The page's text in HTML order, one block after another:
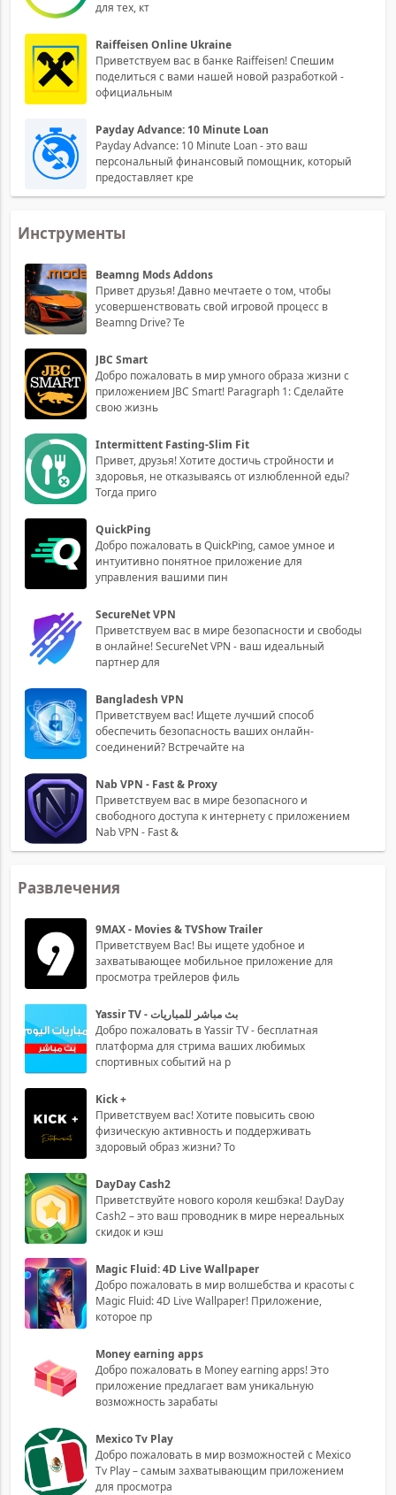
для тех, кт
Raiffeisen Online Ukraine
Приветствуем вас в банке Raiffeisen! Спешим
поделиться с вами нашей новой разработкой -
официальным
Payday Advance: 10 Minute Loan
Payday Advance: 10 Minute Loan - это ваш
персональный финансовый помощник, который
предоставляет кре
Инструменты
Beamng Mods Addons
Привет друзья! Давно мечтаете о том, чтобы
усовершенствовать свой игровой процесс в
Beamng Drive? Те
JBC Smart
Добро пожаловать в мир умного образа жизни с
приложением JBC Smart! Paragraph 1: Сделайте
свою жизнь
Intermittent Fasting-Slim Fit
Привет, друзья! Хотите достичь стройности и
здоровья, не отказываясь от излюбленной еды?
Тогда приго
QuickPing
Добро пожаловать в QuickPing, самое умное и
интуитивно понятное приложение для
управления вашими пин
SecureNet VPN
Приветствуем вас в мире безопасности и свободы
в онлайне! SecureNet VPN - ваш идеальный
партнер для
Bangladesh VPN
Приветствуем вас! Ищете лучший способ
обеспечить безопасность ваших онлайн-
соединений? Встречайте на
Nab VPN - Fast & Proxy
Приветствуем вас в мире безопасного и
свободного доступа к интернету с приложением
Nab VPN - Fast &
Развлечения
9MAX - Movies & TVShow Trailer
Приветствуем Вас! Вы ищете удобное и
захватывающее мобильное приложение для
просмотра трейлеров филь
Yassir TV - بث مباشر للمباريات
Добро пожаловать в Yassir TV - бесплатная
платформа для стрима ваших любимых
спортивных событий на р
Kick +
Приветствуем вас! Хотите повысить свою
физическую активность и поддерживать
здоровый образ жизни? То
DayDay Cash2
Приветствуйте нового короля кешбэка! DayDay
Cash2 – это ваш проводник в мире нереальных
скидок и кэш
Magic Fluid: 4D Live Wallpaper
Добро пожаловать в мир волшебства и красоты с
Magic Fluid: 4D Live Wallpaper! Приложение,
которое пр
Money earning apps
Добро пожаловать в Money earning apps! Это
приложение предлагает вам уникальную
возможность зарабаты
Mexico Tv Play
Добро пожаловать в мир возможностей с Mexico
Tv Play – самым захватывающим приложением
для просмотра